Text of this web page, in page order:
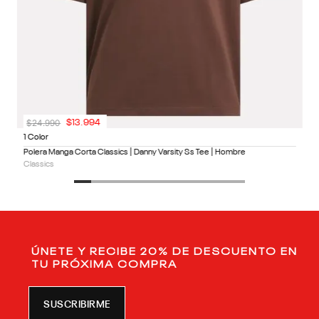
1 Color
Polera Manga Corta Classics | Danny Varsity Ss Tee | Hombre
Classics
$24.990 $ 13.994
ÚNETE Y RECIBE 20% DE DESCUENTO EN
TU PRÓXIMA COMPRA
SUSCRIBIRME